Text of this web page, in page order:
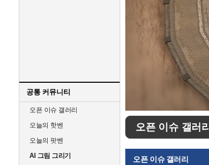
공통 커뮤니티
오픈 이슈 갤러리
오늘의 핫벤
오늘의 팟벤
AI 그림 그리기
오픈 이슈 갤러리
오픈 이슈 갤러리